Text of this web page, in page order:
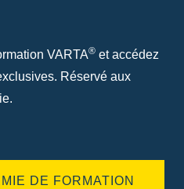
VARTA® et accédez
Réservé aux
DE FORMATION